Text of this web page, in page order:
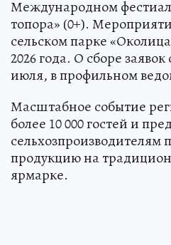
Международном
топора» (0+).
сельском парке
2026 года. О сборе
июля, в профильном
Масштабное событие
более 10 000 гостей и
сельхозпроизводителям
продукцию на
ярмарке.